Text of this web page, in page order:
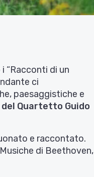
“Racconti di un
ci
paesaggistiche e
del Quartetto Guido
e raccontato.
di Beethoven,